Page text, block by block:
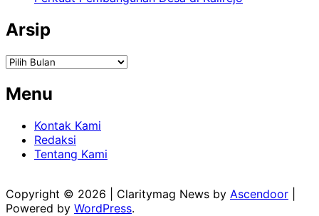
Arsip
Arsip
Menu
Kontak Kami
Redaksi
Tentang Kami
Copyright © 2026 | Claritymag News by Ascendoor
Powered by WordPress.